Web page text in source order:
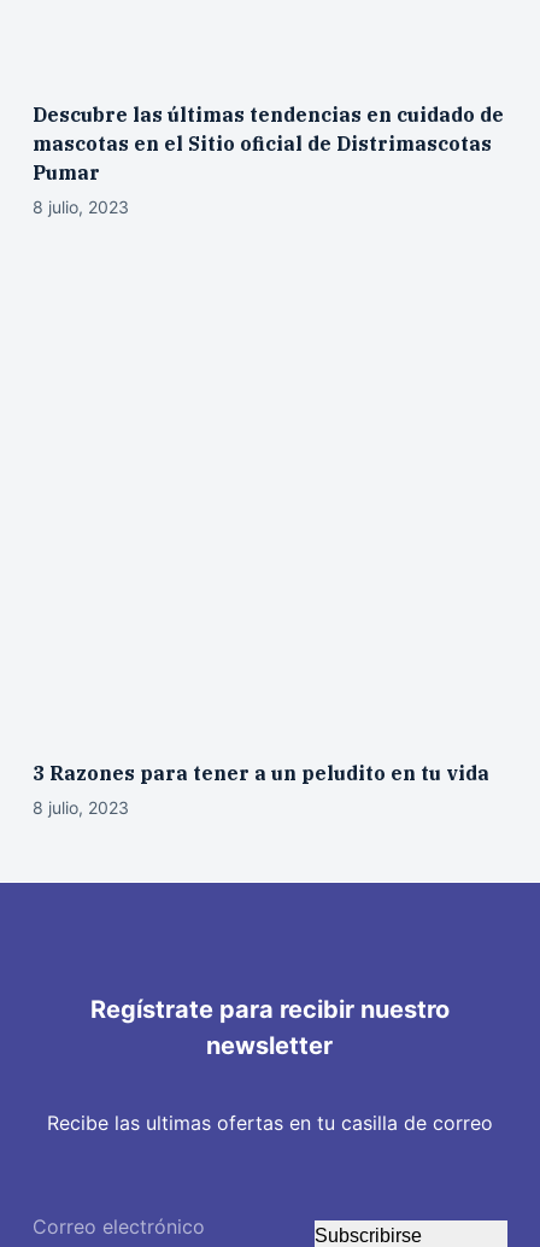
Descubre las últimas tendencias en cuidado de
mascotas en el Sitio oficial de Distrimascotas
Pumar
8 julio, 2023
3 Razones para tener a un peludito en tu vida
8 julio, 2023
Regístrate para recibir nuestro
newsletter
Recibe las ultimas ofertas en tu casilla de correo
Subscribirse